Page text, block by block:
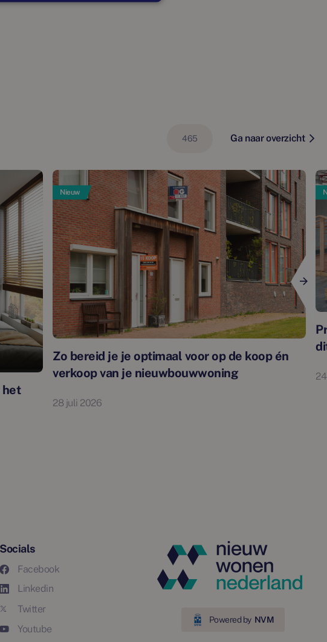
465 Ga naar overzicht
het
Nieuw
Zo bereid je je optimaal voor op de koop én
verkoop van je nieuwbouwwoning
28 juli 2026
Socials
Facebook
Linkedin
Twitter
Youtube
Powered by NVM